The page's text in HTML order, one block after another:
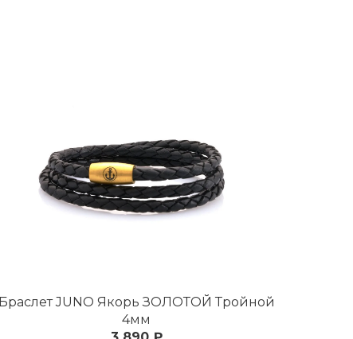
Браслет JUNO Якорь ЗОЛОТОЙ Тройной
4мм